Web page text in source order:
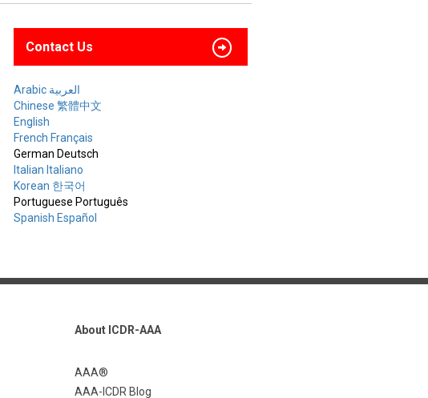
Contact Us
Arabic العربية
Chinese 繁體中文
English
French Français
German Deutsch
Italian Italiano
Korean 한국어
Portuguese Português
Spanish Español
About ICDR-AAA
AAA®
AAA-ICDR Blog